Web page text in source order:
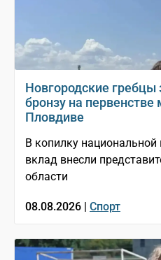
Новгородские гребцы
бронзу на
Пловдиве
В копилку
вклад внесли
области
08.08.2026 | Спорт